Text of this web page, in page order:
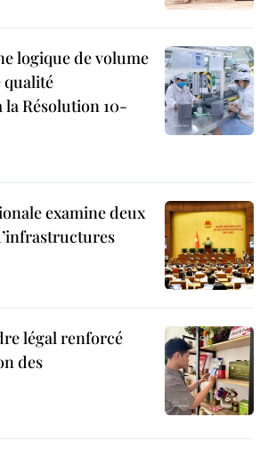
logique de volume
qualité
Résolution 10-
examine deux
légal renforcé
des